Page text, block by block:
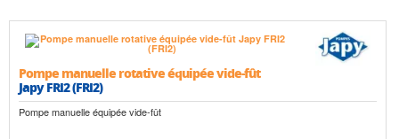
Pompe manuelle rotative équipée vide-fût
Japy FRI2 (FRI2)
Pompe manuelle équipée vide-fût